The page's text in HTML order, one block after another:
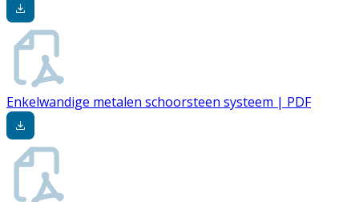
Enkelwandige metalen schoorsteen systeem | PDF